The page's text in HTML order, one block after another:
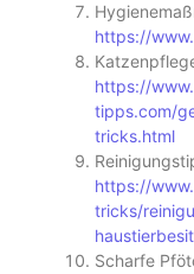
https://
https://
tipps.com/
tricks.html
https://
tricks/
Scharfe